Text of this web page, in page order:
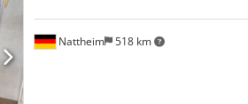
Nattheim 518 km